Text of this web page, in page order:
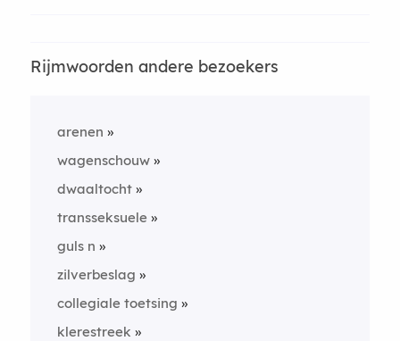
Rijmwoorden andere bezoekers
arenen
wagenschouw
dwaaltocht
transseksuele
guls n
zilverbeslag
collegiale toetsing
klerestreek